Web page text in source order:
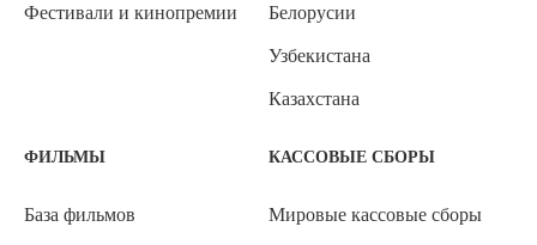
Фестивали и кинопремии Белорусии
Узбекистана
Казахстана
ФИЛЬМЫ
База фильмов
КАССОВЫЕ СБОРЫ
Мировые кассовые сборы